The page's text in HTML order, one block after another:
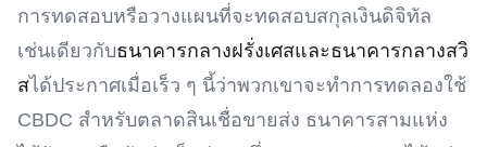
การทดสอบหรือวางแผนที่จะทดสอบสกุลเงินดิจิทัล
เช่นเดียวกับธนาคารกลางฝรั่งเศสและธนาคารกลางสวิ
สได้ประกาศเมื่อเร็ว ๆ นี้ว่าพวกเขาจะทำการทดลองใช้
CBDC สำหรับตลาดสินเชื่อขายส่ง ธนาคารสามแห่ง